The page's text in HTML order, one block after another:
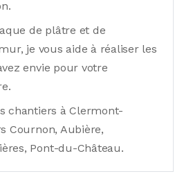
de plâtre et de
je vous aide à réaliser les
envie pour votre
chantiers à Clermont-
Cournon, Aubière,
Pont-du-Château.